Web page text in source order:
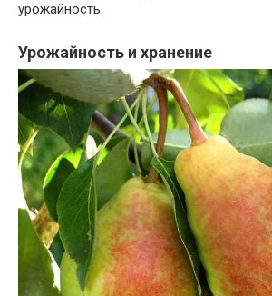
урожайность.
Урожайность и хранение